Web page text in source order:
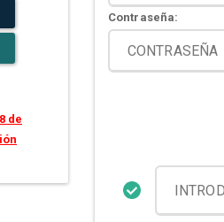
de
Contraseña: